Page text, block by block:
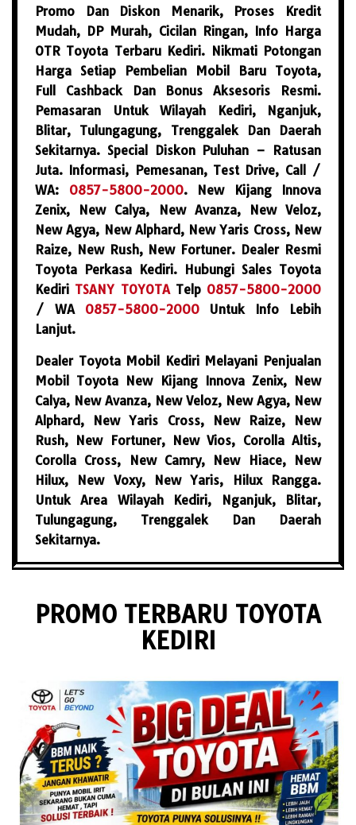
Promo Dan Diskon Menarik, Proses Kredit
Mudah, DP Murah, Cicilan Ringan, Info Harga
OTR Toyota Terbaru Kediri. Nikmati Potongan
Harga Setiap Pembelian Mobil Baru Toyota,
Full Cashback Dan Bonus Aksesoris Resmi.
Pemasaran Untuk Wilayah Kediri, Nganjuk,
Blitar, Tulungagung, Trenggalek Dan Daerah
Sekitarnya. Special Diskon Puluhan – Ratusan
Juta. Informasi, Pemesanan, Test Drive, Call /
WA: 0857-5800-2000. New Kijang Innova
Zenix, New Calya, New Avanza, New Veloz,
New Agya, New Alphard, New Yaris Cross, New
Raize, New Rush, New Fortuner. Dealer Resmi
Toyota Perkasa Kediri. Hubungi Sales Toyota
Kediri TSANY TOYOTATelp 0857-5800-2000
/ WA 0857-5800-2000Untuk Info Lebih
Lanjut.
Dealer Toyota Mobil Kediri Melayani Penjualan
Mobil Toyota New Kijang Innova Zenix, New
Calya, New Avanza, New Veloz, New Agya, New
Alphard, New Yaris Cross, New Raize, New
Rush, New Fortuner, New Vios, Corolla Altis,
Corolla Cross, New Camry, New Hiace, New
Hilux, New Voxy, New Yaris, Hilux Rangga.
Untuk Area Wilayah Kediri, Nganjuk, Blitar,
Tulungagung, Trenggalek Dan Daerah
Sekitarnya.
PROMO TERBARU TOYOTA
KEDIRI